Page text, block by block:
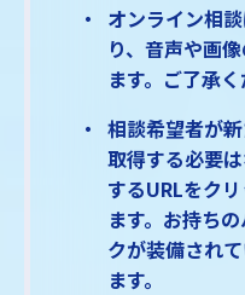
オンライン相
り、音声や画
ます。ご了承く
相談希望者が
取得する必要
するURLをク
ます。お持ち
クが装備され
ます。